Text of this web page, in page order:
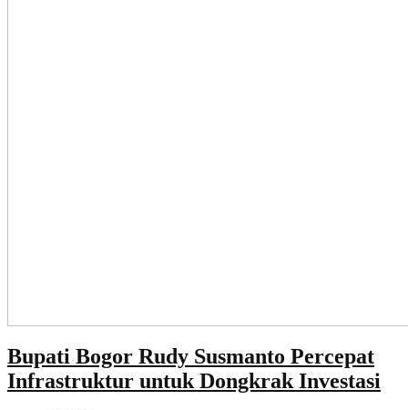
Bupati Bogor Rudy Susmanto Percepat
Infrastruktur untuk Dongkrak Investasi